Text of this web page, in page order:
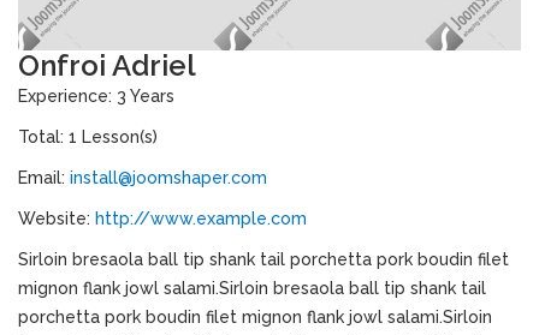
Onfroi Adriel
Experience: 3 Years
Total: 1 Lesson(s)
Email: install@joomshaper.com
Website: http://www.example.com
Sirloin bresaola ball tip shank tail porchetta pork boudin filet
mignon flank jowl salami.Sirloin bresaola ball tip shank tail
porchetta pork boudin filet mignon flank jowl salami.Sirloin